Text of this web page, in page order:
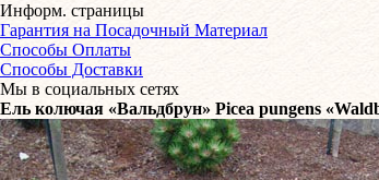
Информ. страницы
Гарантия на Посадочный Материал
Способы Оплаты
Способы Доставки
Мы в социальных сетях
Ель колючая «Вальдбрун» Picea pungens